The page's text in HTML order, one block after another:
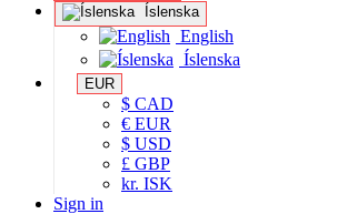
Íslenska
English
Íslenska
EUR
$ CAD
€ EUR
$ USD
£ GBP
kr. ISK
Sign in